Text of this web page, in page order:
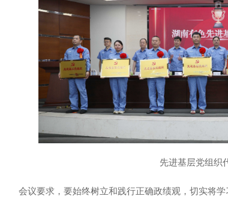
先进基层党组织
会议要求，要始终树立和践行正确政绩观，切实将